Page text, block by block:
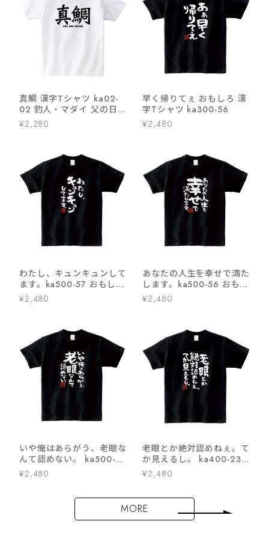
真鯛 漢字Tシャツ ka02-
02 釣人・マダイ 父の日
ギフト 海外 土産
¥2,280
早く帰りてぇ おもしろ 漢
字Tシャツ ka300-56
¥2,480
わたし、キュンキュンして
ます。ka500-57 おもしろ
漢字Tシャツ 自慢 結婚祝
い 結婚 お祝い 夫婦 ポジ
¥2,480
あなたの人生を幸せで満た
します。ka500-56 おもし
ろ 漢字Tシャツ 自慢 結婚
祝い 結婚 お祝い 夫婦 ポ
¥2,480
いや俺はあらがう、老眼な
んて認めない。 ka500-47
おもしろ 漢字tシャツ 健康
不安 健康意識
¥2,480
老眼とか絶対認めねぇ。て
か見えるし。 ka400-23
おもしろ 漢字Tシャツ
¥2,480
MORE